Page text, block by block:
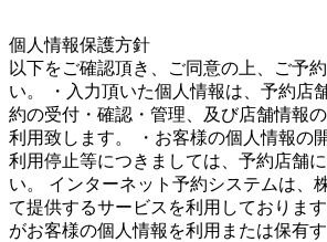
個人情報保護方針
以下をご確認頂き、ご同意の上、ご予
い。 ・入力頂いた個人情報は、予約店
約の受付・確認・管理、及び店舗情報
利用致します。 ・お客様の個人情報の
利用停止等につきましては、予約店舗
い。 インターネット予約システムは、
て提供するサービスを利用しておりま
がお客様の個人情報を利用または保有